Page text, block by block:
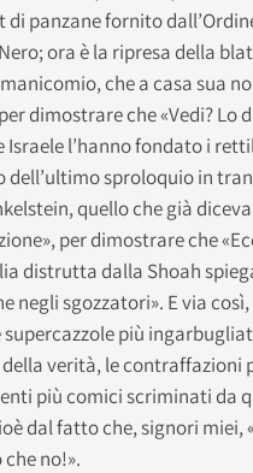
di panzane fornito
ora è la ripresa della
che a casa sua
dimostrare che «Vedi? Lo
Israele l’hanno fondato i
sproloquio in
quello che già
per dimostrare che
distrutta dalla Shoah
negli sgozzatori». E via
supercazzole più
verità, le contraffazioni
più comici scriminati da
dal fatto che, signori miei,
no!».